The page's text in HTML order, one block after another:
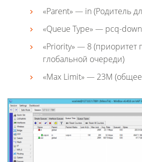
«Parent» — in (Родитель
«Queue Type» — pcq-
«Priority» — 8 (приоритет
глобальной очереди)
«Max Limit» — 23M